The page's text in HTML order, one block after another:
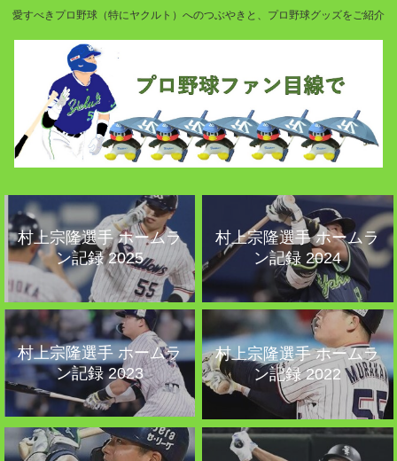
愛すべきプロ野球（特にヤクルト）へのつぶやきと、プロ野球グッズをご紹介
村上宗隆選手 ホームラ
ン記録 2025
村上宗隆選手 ホームラ
ン記録 2024
村上宗隆選手 ホームラ
ン記録 2023
村上宗隆選手 ホームラ
ン記録 2022